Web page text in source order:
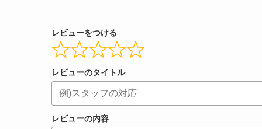
レビューをつける
レビューのタイトル
レビューの内容